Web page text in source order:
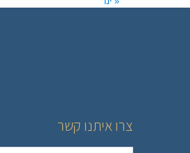
צרו איתנו קשר